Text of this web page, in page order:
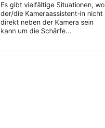
Es gibt vielfältige Situationen, wo
der/die Kameraassistent-in nicht
direkt neben der Kamera sein
kann um die Schärfe...